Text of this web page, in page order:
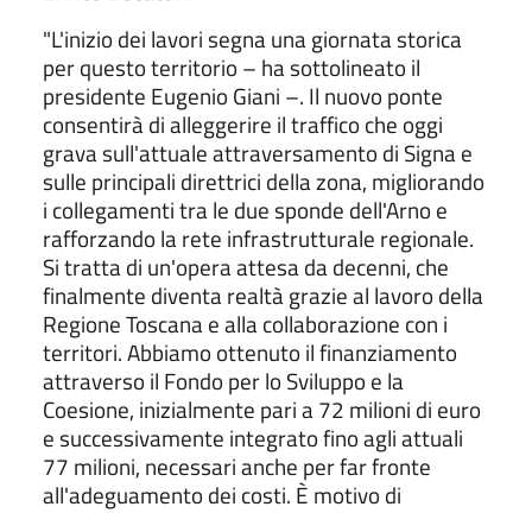
"L'inizio dei lavori segna una giornata storica
per questo territorio – ha sottolineato il
presidente Eugenio Giani –. Il nuovo ponte
consentirà di alleggerire il traffico che oggi
grava sull'attuale attraversamento di Signa e
sulle principali direttrici della zona, migliorando
i collegamenti tra le due sponde dell'Arno e
rafforzando la rete infrastrutturale regionale.
Si tratta di un'opera attesa da decenni, che
finalmente diventa realtà grazie al lavoro della
Regione Toscana e alla collaborazione con i
territori. Abbiamo ottenuto il finanziamento
attraverso il Fondo per lo Sviluppo e la
Coesione, inizialmente pari a 72 milioni di euro
e successivamente integrato fino agli attuali
77 milioni, necessari anche per far fronte
all'adeguamento dei costi. È motivo di